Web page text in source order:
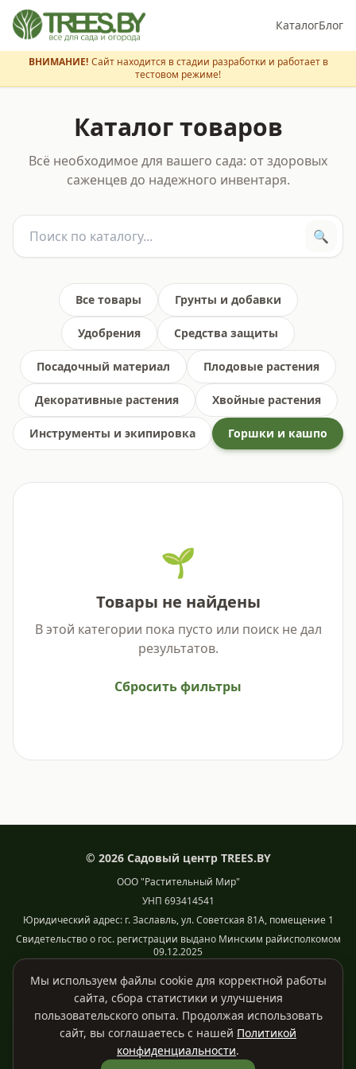
КаталогБлог
ВНИМАНИЕ! Сайт находится в стадии разработки и работает в
тестовом режиме!
Каталог товаров
Всё необходимое для вашего сада: от здоровых
саженцев до надежного инвентаря.
🔍
Все товары Грунты и добавки
Удобрения Средства защиты
Посадочный материал Плодовые растения
Декоративные растения Хвойные растения
Инструменты и экипировка Горшки и кашпо
🌱
Товары не найдены
В этой категории пока пусто или поиск не дал
результатов.
Сбросить фильтры
© 2026Садовый центр TREES.BY
ООО "Растительный Мир"
УНП 693414541
Юридический адрес: г. Заславль, ул. Советская 81А, помещение 1
Свидетельство о гос. регистрации выдано Минским райисполкомом
09.12.2025
E-mail: info@trees.by. Телефон: +375 (29) 755-43-63
Уполномоченный по защите прав потребителей Минского
райисполкома: тел. +375 17 270-29-14
Политика конфиденциальности
Договор публичной оферты
Мы используем файлы cookie для корректной работы
сайта, сбора статистики и улучшения
пользовательского опыта. Продолжая использовать
сайт, вы соглашаетесь с нашей Политикой
конфиденциальности.